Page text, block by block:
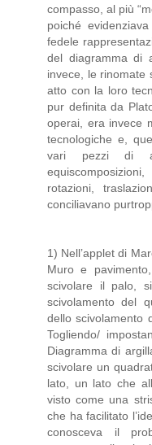
compasso, al più
poiché
fedele
del diagramma di
invece, le rinomate
atto con la loro
pur definita da
operai, era invece
tecnologiche e,
vari pezzi di
equiscomposizioni,
rotazioni,
conciliavano
1) Nell’applet di
Muro e
scivolare il palo,
scivolamento del
dello scivolamento
Togliendo/
Diagramma di
scivolare un
lato, un lato che
visto come una
che ha facilitato
conosceva il